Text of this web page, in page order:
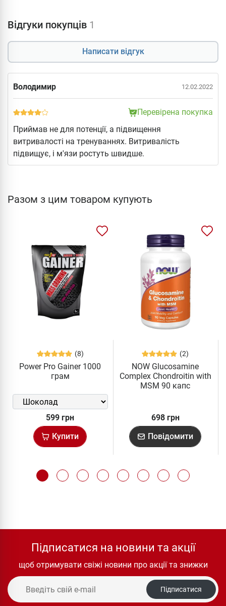
Відгуки покупців 1
Написати відгук
Володимир 12.02.2022
Перевірена покупка
Приймав не для потенції, а підвищення
витривалості на тренуваннях. Витривалість
підвищує, і м'язи ростуть швидше.
Разом з цим товаром купують
(8)
Power Pro Gainer 1000
грам
599 грн
Купити
(2)
NOW Glucosamine
Complex Chondroitin with
MSM 90 капс
698 грн
Повідомити
Підписатися на новини та акції
щоб отримувати свіжі новини про акції та знижки
Підписатися